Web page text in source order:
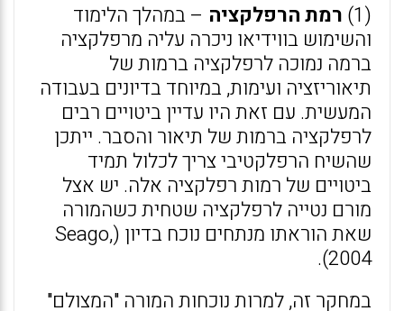
(1)
רמת הרפלקציה – במהלך הלימוד
והשימוש בווידיאו ניכרה עליה מרפלקציה
ברמה נמוכה לרפלקציה ברמות של
תיאוריזציה ועימות, במיוחד בדיונים בעבודה
המעשית. עם זאת היו עדיין ביטויים רבים
לרפלקציה ברמות של תיאור והסבר. ייתכן
שהשיח הרפלקטיבי צריך לכלול תמיד
ביטויים של רמות רפלקציה אלה. יש אצל
מורם נטייה לרפלקציה שטחית כשהמורה
שאת הוראתו מנתחים נוכח בדיון (Seago,
2004).
במחקר זה, למרות נוכחות המורה "המצולם"